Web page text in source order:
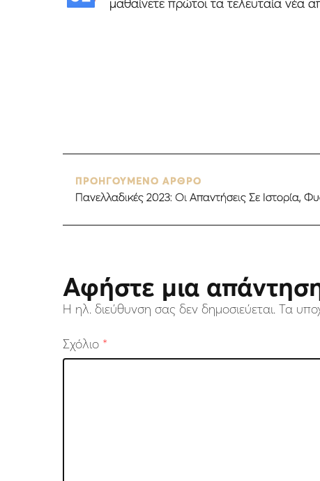
μαθαίνετε πρώτοι τα τελευταία νέα
ΠΡΟΗΓΟΥΜΕΝΟ ΑΡΘΡΟ
Πανελλαδικές 2023: Οι Απαντήσεις Σε Ιστορία,
Αφήστε μια
Η ηλ. διεύθυνση σας δεν δημοσιεύεται. Τα
Σχόλιο *